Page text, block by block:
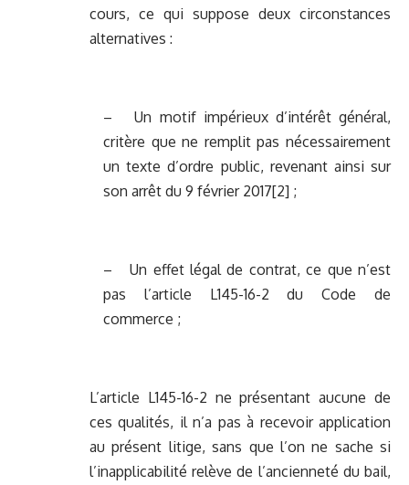
cours, ce qui suppose deux circonstances
alternatives :
– Un motif impérieux d’intérêt général,
critère que ne remplit pas nécessairement
un texte d’ordre public, revenant ainsi sur
son arrêt du 9 février 2017[2] ;
– Un effet légal de contrat, ce que n’est
pas l’article L145-16-2 du Code de
commerce ;
L’article L145-16-2 ne présentant aucune de
ces qualités, il n’a pas à recevoir application
au présent litige, sans que l’on ne sache si
l’inapplicabilité relève de l’ancienneté du bail,